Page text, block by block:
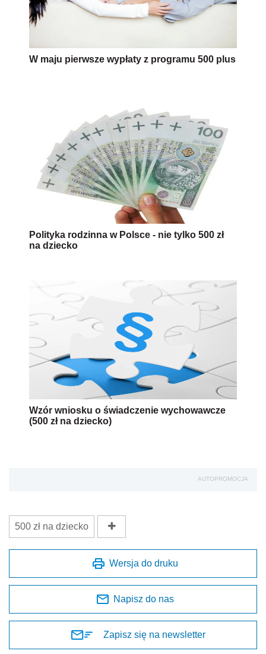
W maju pierwsze wypłaty z programu 500 plus
Polityka rodzinna w Polsce - nie tylko 500 zł
na dziecko
Wzór wniosku o świadczenie wychowawcze
(500 zł na dziecko)
AUTOPROMOCJA
500 zł na dziecko
Wersja do druku
Napisz do nas
Zapisz się na newsletter